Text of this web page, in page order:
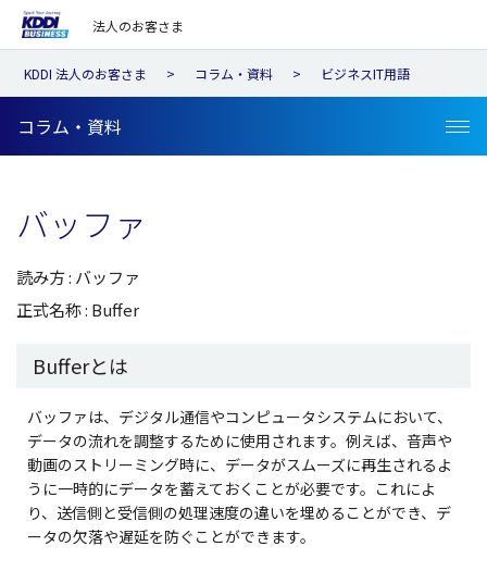
法人のお客さま
KDDI 法人のお客さま コラム・資料 ビジネスIT用語
コラム・資料
バッファ
読み方 : バッファ
正式名称 : Buffer
Bufferとは
バッファは、デジタル通信やコンピュータシステムにおいて、
データの流れを調整するために使用されます。例えば、音声や
動画のストリーミング時に、データがスムーズに再生されるよ
うに一時的にデータを蓄えておくことが必要です。これによ
り、送信側と受信側の処理速度の違いを埋めることができ、デ
ータの欠落や遅延を防ぐことができます。